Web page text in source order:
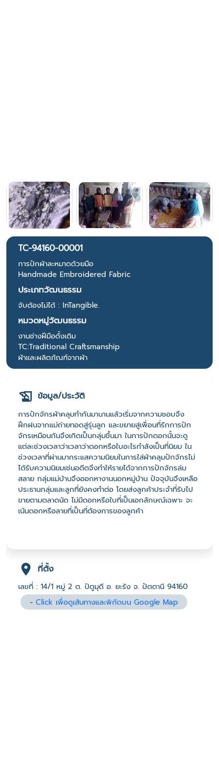
TC-94160-00001
การปักผ้าละหมาดด้วยมือ
Handmade Embroidered Fabric
ประเภทวัฒนธรรม
จับต้องไม่ได้ : InTangible.
หมวดหมู่วัฒนธรรม
งานช่างฝีมือดั้งเดิม
TC:Traditional Craftsmanship
ผ้าและผลิตภัณฑ์จากผ้า
ข้อมูล/ประวัติ
การปักจักรผ้าคลุมทำกันมานานแล้วเริ่มจากความชอบจึง
ฝึกฝนจากแม่ถ่ายทอดสู่รุ่นลูก และขยายสู่เพื่อนที่รักการปัก
จักรเหมือนกันจึงเกิดเป็นกลุ่มขึ้นมา ในการปักดอกนั้นจะดู
แต่ละช่วงเวลาว่าเวลาว่าดอกหรือใบอะไรกำลังเป็นที่นิยม ใน
ช่วงเวลาที่ผ่านมากระแสความนิยมในการใส่ผ้าคลุมปักจักรไม่
ได้รับความนิยมเช่นอดีตจึงทำให้รายได้จากการปักจักรล่ม
สลาย กลุ่มแม่บ้านจึงออกหางานนอกหมู่บ้าน ปัจจุบันจึงเหลือ
ประธานกลุ่มและลูกที่ยังคงทำต่อ โดยส่งลูกค้าประจำที่รับไป
ขายตามตลาดนัด ไม่มีดอกหรือใบที่เป็นเอกลักษณ์เฉพาะ จะ
เน้นดอกหรือลายที่เป็นที่ต้องการของลูกค้า
ที่ตั้ง
เลขที่ : 14/1 หมู่ 2 ต. ปิตูมุดี อ. ยะรัง จ. ปัตตานี 94160
-Click เพื่อดูเส้นทางและพิกัดบน Google Map